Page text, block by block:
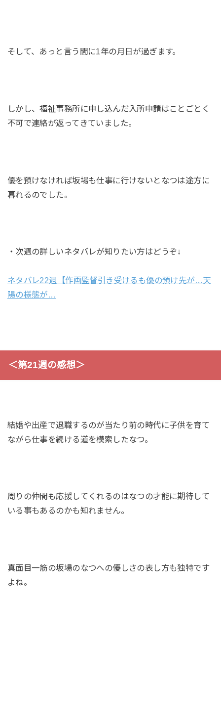
そして、あっと言う間に1年の月日が過ぎます。
しかし、福祉事務所に申し込んだ入所申請はことごとく
不可で連絡が返ってきていました。
優を預けなければ坂場も仕事に行けないとなつは途方に
暮れるのでした。
・次週の詳しいネタバレが知りたい方はどうぞ↓
ネタバレ22週【作画監督引き受けるも優の預け先が…天
陽の様態が…
＜第21週の感想＞
結婚や出産で退職するのが当たり前の時代に子供を育て
ながら仕事を続ける道を模索したなつ。
周りの仲間も応援してくれるのはなつの才能に期待して
いる事もあるのかも知れません。
真面目一筋の坂場のなつへの優しさの表し方も独特です
よね。